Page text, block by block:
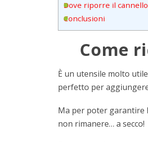
Dove riporre il
Conclusioni
Come
È un utensile molto
perfetto per
Ma per poter garantire
non rimanere… a secco!